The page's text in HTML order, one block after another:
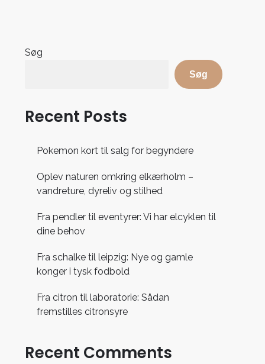
Søg
Søg
Recent Posts
Pokemon kort til salg for begyndere
Oplev naturen omkring elkærholm –
vandreture, dyreliv og stilhed
Fra pendler til eventyrer: Vi har elcyklen til
dine behov
Fra schalke til leipzig: Nye og gamle
konger i tysk fodbold
Fra citron til laboratorie: Sådan
fremstilles citronsyre
Recent Comments